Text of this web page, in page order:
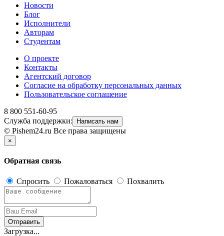
Новости
Блог
Исполнители
Авторам
Студентам
О проекте
Контакты
Агентский договор
Согласие на обработку персональных данных
Пользовательское соглашение
8 800 551-60-95
Служба поддержки:
Написать нам
© Pishem24.ru Все права защищены
×
Обратная связь
Спросить Пожаловаться Похвалить
Отправить
Загрузка...